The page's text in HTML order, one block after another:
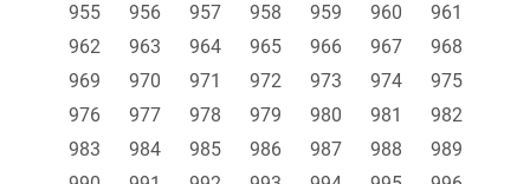
955
956 957 958 959 960
961
962
963 964 965 966 967
968
969
970 971 972 973 974
975
976
977 978 979 980 981
982
983
984 985 986 987 988
989